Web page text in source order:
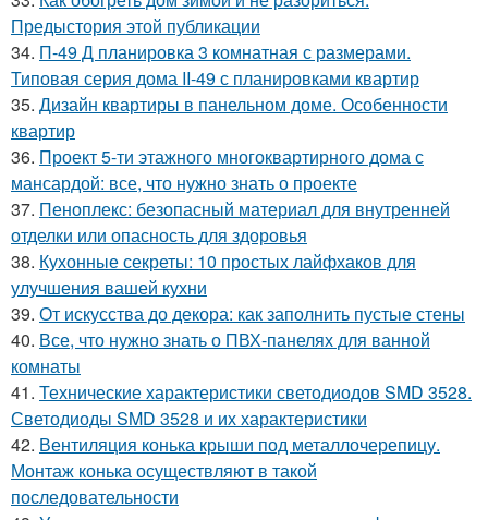
Предыстория этой публикации
34. П-49 Д планировка 3 комнатная с размерами.
Типовая серия дома II-49 с планировками квартир
35. Дизайн квартиры в панельном доме. Особенности
квартир
36. Проект 5-ти этажного многоквартирного дома с
мансардой: все, что нужно знать о проекте
37. Пеноплекс: безопасный материал для внутренней
отделки или опасность для здоровья
38. Кухонные секреты: 10 простых лайфхаков для
улучшения вашей кухни
39. От искусства до декора: как заполнить пустые стены
40. Все, что нужно знать о ПВХ-панелях для ванной
комнаты
41. Технические характеристики светодиодов SMD 3528.
Светодиоды SMD 3528 и их характеристики
42. Вентиляция конька крыши под металлочерепицу.
Монтаж конька осуществляют в такой
последовательности